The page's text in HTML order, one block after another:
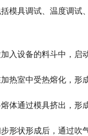
模具调试、温度调试
入设备的料斗中，启
热室中受热熔化，形
体通过模具挤出，形
形状形成后，通过吹